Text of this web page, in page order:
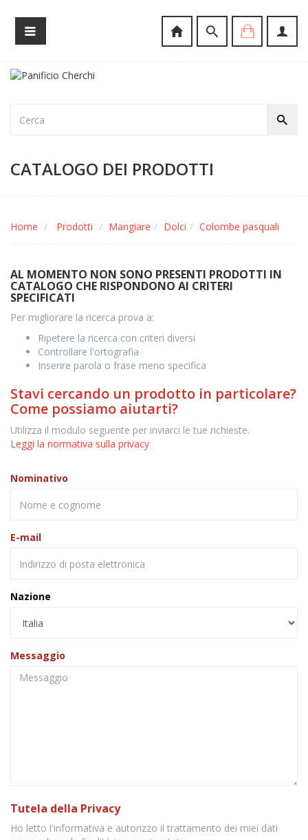
CATALOGO DEI PRODOTTI
Home Prodotti Mangiare Dolci Colombe pasquali
AL MOMENTO NON SONO PRESENTI PRODOTTI IN
CATALOGO CHE RISPONDONO AI CRITERI
SPECIFICATI
Per migliorare la ricerca prova a:
Ripetere la ricerca con criteri diversi
Controllare l'ortografia
Inserire parola o frase meno specifica
Stavi cercando un prodotto in particolare?
Come possiamo aiutarti?
Utilizza il modulo seguente per inviarci le tue richieste.
Leggi la normativa sulla privacy
Nominativo
E-mail
Nazione
Messaggio
Tutela della Privacy
Ho letto l'informativa e autorizzo il trattamento dei miei dati